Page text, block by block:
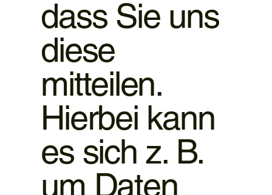
dass Sie uns
diese
mitteilen.
Hierbei kann
es sich z. B.
um Daten